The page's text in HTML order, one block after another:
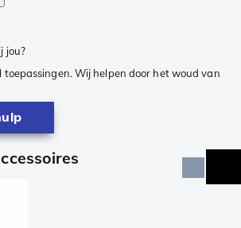
jou?
toepassingen. Wij helpen door het woud van